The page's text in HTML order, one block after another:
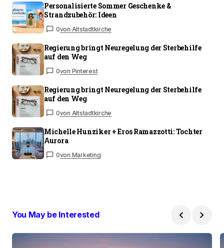
Personalisierte Sommer Geschenke &
Strandzubehör: Ideen
0von Altstadtkirche
Regierung bringt Neuregelung der Sterbehilfe
auf den Weg
0von Pinterest
Regierung bringt Neuregelung der Sterbehilfe
auf den Weg
0von Altstadtkirche
Michelle Hunziker + Eros Ramazzotti: Tochter
Aurora
0von Marketing
You May be Interested